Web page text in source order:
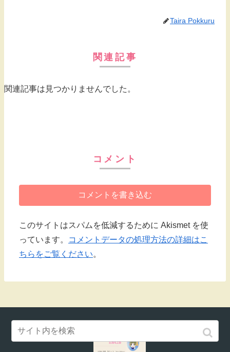
Taira Pokkuru
関連記事
関連記事は見つかりませんでした。
コメント
コメントを書き込む
このサイトはスパムを低減するために Akismet を使
っています。
コメントデータの処理方法の詳細はこ
ちらをご覧ください。